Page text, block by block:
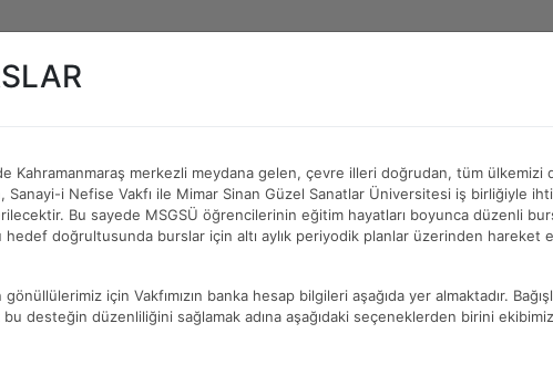
Kahramanmaraş merkezli meydana gelen, çevre illeri doğrudan, tüm ülkemizi
Sanayi-i Nefise Vakfı ile Mimar Sinan Güzel Sanatlar Üniversitesi iş birliğiyle
Bu sayede MSGSÜ öğrencilerinin eğitim hayatları boyunca düzenli
doğrultusunda burslar için altı aylık periyodik planlar üzerinden hareket
için Vakfımızın banka hesap bilgileri aşağıda yer almaktadır.
desteğin düzenliliğini sağlamak adına aşağıdaki seçeneklerden birini
EĞİTİMLER ETKİNLİKLER BURSLAR BAĞIŞ